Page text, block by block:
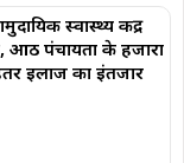
स्वास्थ्य केंद्र
आठ पंचायतों के हजारों
इलाज का इंतजार